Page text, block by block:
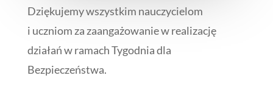
Dziękujemy wszystkim nauczycielom
i uczniom za zaangażowanie w realizację
działań w ramach Tygodnia dla
Bezpieczeństwa.